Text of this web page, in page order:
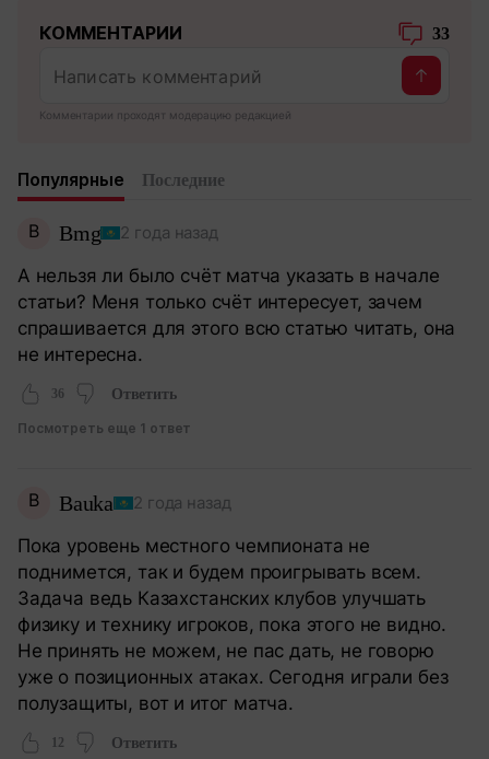
КОММЕНТАРИИ 33
Комментарии проходят модерацию редакцией
Популярные Последние
B Bmg 2 года назад
А нельзя ли было счёт матча указать в начале
статьи? Меня только счёт интересует, зачем
спрашивается для этого всю статью читать, она
не интересна.
36 Ответить
Посмотреть еще 1 ответ
B Bauka 2 года назад
Пока уровень местного чемпионата не
поднимется, так и будем проигрывать всем.
Задача ведь Казахстанских клубов улучшать
физику и технику игроков, пока этого не видно.
Не принять не можем, не пас дать, не говорю
уже о позиционных атаках. Сегодня играли без
полузащиты, вот и итог матча.
12 Ответить